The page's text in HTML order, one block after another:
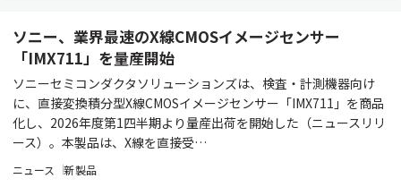
ソニー、業界最速のX線CMOSイメージセンサー
「IMX711」を量産開始
ソニーセミコンダクタソリューションズは、検査・計測機器向け
に、直接変換積分型X線CMOSイメージセンサー「IMX711」を商品
化し、2026年度第1四半期より量産出荷を開始した（ニュースリリ
ース）。本製品は、X線を直接受…
ニュース 新製品